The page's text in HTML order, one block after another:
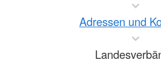
Adressen und